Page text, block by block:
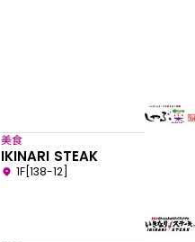
美食
IKINARI STEAK
1F[138-12]